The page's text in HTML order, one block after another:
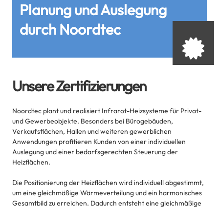
Planung und Auslegung
durch Noordtec
Unsere Zertifizierungen
Noordtec plant und realisiert Infrarot-Heizsysteme für Privat-
und Gewerbeobjekte. Besonders bei Bürogebäuden,
Verkaufsflächen, Hallen und weiteren gewerblichen
Anwendungen profitieren Kunden von einer individuellen
Auslegung und einer bedarfsgerechten Steuerung der
Heizflächen.
Die Positionierung der Heizflächen wird individuell abgestimmt,
um eine gleichmäßige Wärmeverteilung und ein harmonisches
Gesamtbild zu erreichen. Dadurch entsteht eine gleichmäßige